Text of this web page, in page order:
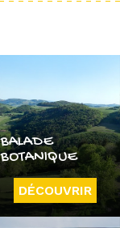
BALADE
BOTANIQUE
DÉCOUVRIR